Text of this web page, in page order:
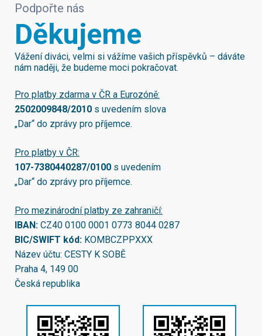
Podpořte nás
Děkujeme
Vážení diváci, velmi si vážíme vašich příspěvků – dáváte
nám naději, že budeme moci pokračovat.
Pro platby zdarma v ČR a Eurozóně:
2502009848/2010 s uvedením slova
„Dar“ do zprávy pro příjemce.
Pro platby v ČR:
107-7380440287/0100 s uvedením
„Dar“ do zprávy pro příjemce.
Pro mezinárodní platby ze zahraničí:
IBAN: CZ40 0100 0001 0773 8044 0287
BIC/SWIFT kód: KOMBCZPPXXX
Název účtu: CESTY K SOBĚ
Praha 4, 149 00
Česká republika